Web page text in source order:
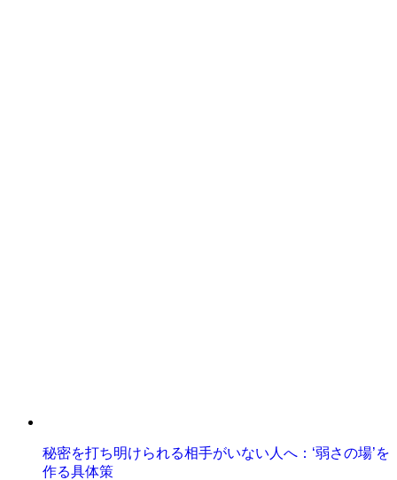
秘密を打ち明けられる相手がいない人へ：‘弱さの場’を
作る具体策